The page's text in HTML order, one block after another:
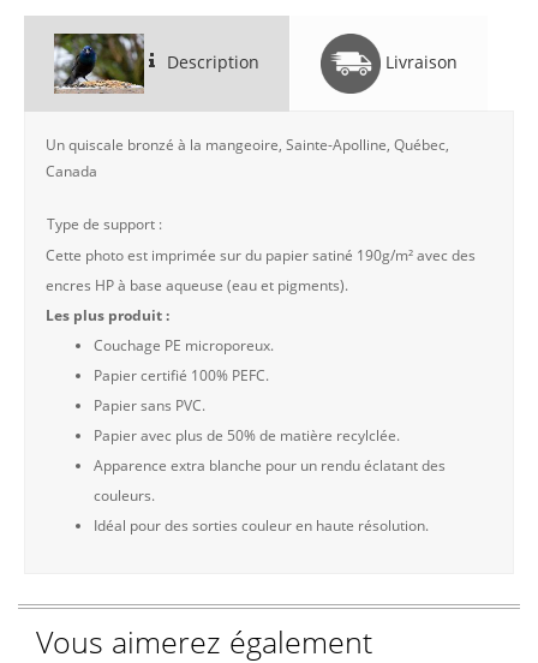
Description Livraison
Un quiscale bronzé à la mangeoire, Sainte-Apolline, Québec,
Canada
Type de support :
Cette photo est imprimée sur du papier satiné 190g/m² avec des
encres HP à base aqueuse (eau et pigments).
Les plus produit :
Couchage PE microporeux.
Papier certifié 100% PEFC.
Papier sans PVC.
Papier avec plus de 50% de matière recylclée.
Apparence extra blanche pour un rendu éclatant des
couleurs.
Idéal pour des sorties couleur en haute résolution.
Vous aimerez également